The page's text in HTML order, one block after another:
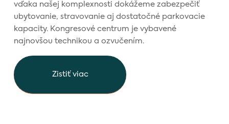
vďaka našej komplexnosti dokážeme zabezpečiť
ubytovanie, stravovanie aj dostatočné parkovacie
kapacity. Kongresové centrum je vybavené
najnovšou technikou a ozvučením.
Zistiť viac